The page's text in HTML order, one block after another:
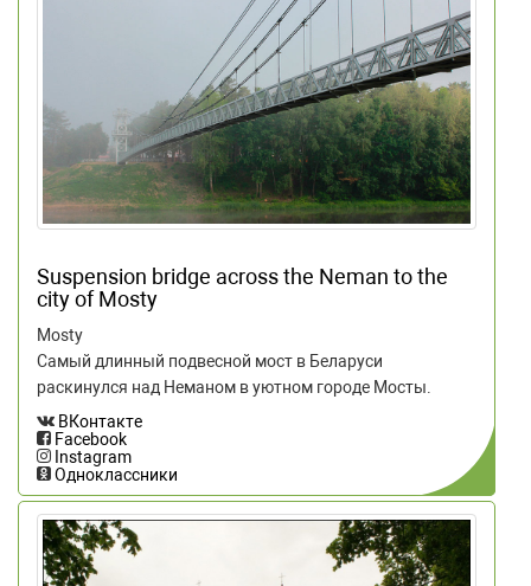
Suspension bridge across the Neman to the
city of Mosty
Mosty
Самый длинный подвесной мост в Беларуси
раскинулся над Неманом в уютном городе Мосты.
ВКонтакте
Facebook
Instagram
Одноклассники